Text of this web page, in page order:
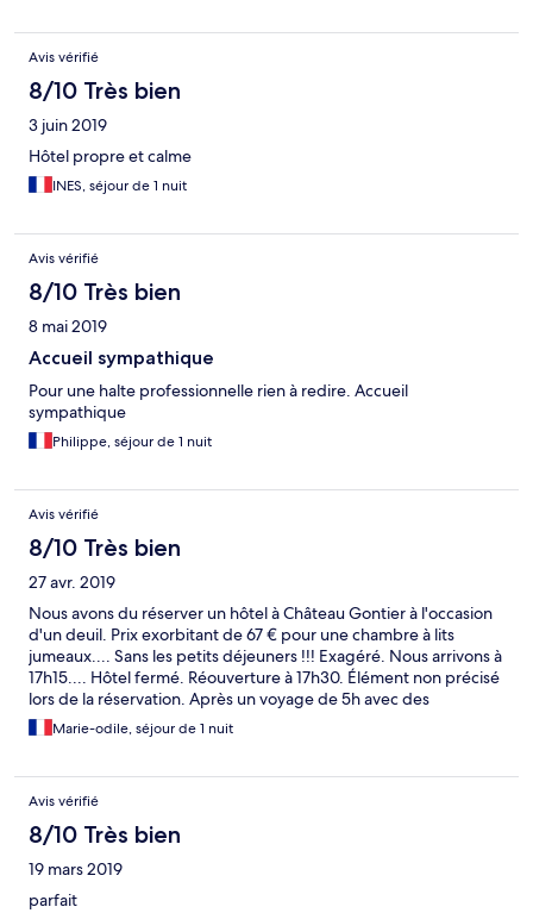
Avis vérifié
8/10 Très bien
3 juin 2019
Hôtel propre et calme
INES, séjour de 1 nuit
Avis vérifié
8/10 Très bien
8 mai 2019
Accueil sympathique
Pour une halte professionnelle rien à redire. Accueil
sympathique
Philippe, séjour de 1 nuit
Avis vérifié
8/10 Très bien
27 avr. 2019
Nous avons du réserver un hôtel à Château Gontier à l'occasion
d'un deuil. Prix exorbitant de 67 € pour une chambre à lits
jumeaux.... Sans les petits déjeuners !!! Exagéré. Nous arrivons à
17h15.... Hôtel fermé. Réouverture à 17h30. Élément non précisé
lors de la réservation. Après un voyage de 5h avec des
circonstances pénibles..... C'est agaçant. Difficile de dormir près
d'une chaufferie. Il fait chaud dans les chambres. Petit déjeuner
C'est vraiment un 2 étoiles avec un prix trop élevé.
Marie-odile, séjour de 1 nuit
Avis vérifié
8/10 Très bien
19 mars 2019
parfait